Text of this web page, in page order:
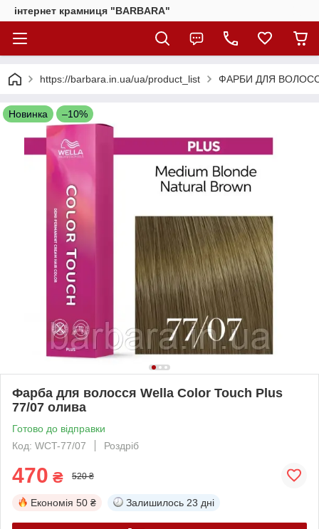
інтернет крамниця "BARBARA"
https://barbara.in.ua/ua/product_list ФАРБИ ДЛЯ
Новинка –10%
Фарба для волосся Wella Color Touch Plus
77/07 олива
Готово до відправки
Код: WCT-77/07
Роздріб
470 ₴ 520 ₴
Економія 50 ₴ Залишилось 23 дні